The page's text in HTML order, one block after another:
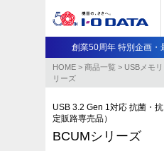
創業50周年 特別企画・
HOME > 商品一覧 > USBメモ
リーズ
USB 3.2 Gen 1対応 抗菌・
定販路専売品）
BCUMシリーズ